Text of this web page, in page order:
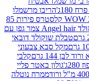
מרשמלו
WOW Z קלסטרס פירות 85
שוקולד Angel hair צמר גפן עם
דובאי
צבעוני
קלבי
באטר פליי
ממרח נוטלה